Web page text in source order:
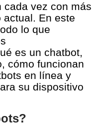
cada vez con más
actual. En este
lo que
es un chatbot,
cómo funcionan
en línea y
su dispositivo